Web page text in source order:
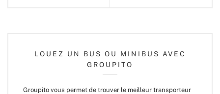
LOUEZ UN BUS OU MINIBUS AVEC
GROUPITO
Groupito vous permet de trouver le meilleur transporteur